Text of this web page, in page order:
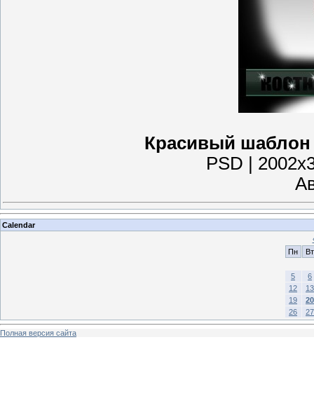
Красивый шаблон
PSD |
Calendar
Пн
Вт
5
6
12
13
19
20
26
27
Полная версия сайта